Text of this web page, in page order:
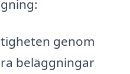
genom
beläggningar